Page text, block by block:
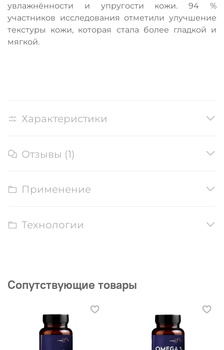
увлажнённости и упругости кожи. 94 %
участников исследования отметили улучшение
текстуры кожи, которая стала более гладкой и
мягкой.
Характеристики
Отзывы (1)
Применение
Технологии
Сопутствующие товары